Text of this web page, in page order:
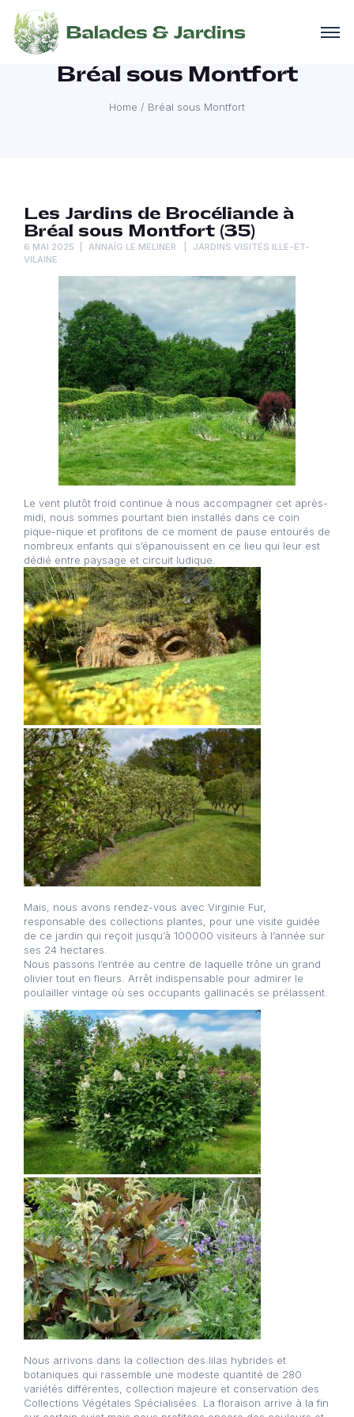
Bréal sous Montfort
Home / Bréal sous Montfort
Les Jardins de Brocéliande à
Bréal sous Montfort (35)
6 MAI 2025 ANNAÏG LE MELINER
JARDINS VISITÉS ILLE-ET-
VILAINE
Le vent plutôt froid continue à nous accompagner cet après-
midi, nous sommes pourtant bien installés dans ce coin
pique-nique et profitons de ce moment de pause entourés de
nombreux enfants qui s’épanouissent en ce lieu qui leur est
dédié entre paysage et circuit ludique.
Mais, nous avons rendez-vous avec Virginie Fur,
responsable des collections plantes, pour une visite guidée
de ce jardin qui reçoit jusqu’à 100000 visiteurs à l’année sur
ses 24 hectares.
Nous passons l’entrée au centre de laquelle trône un grand
olivier tout en fleurs. Arrêt indispensable pour admirer le
poulailler vintage où ses occupants gallinacés se prélassent.
Nous arrivons dans la collection des lilas hybrides et
botaniques qui rassemble une modeste quantité de 280
variétés différentes, collection majeure et conservation des
Collections Végétales Spécialisées. La floraison arrive à la fin